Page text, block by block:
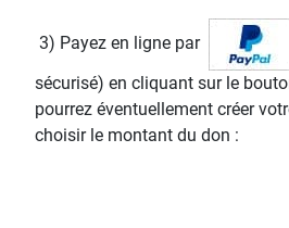
3) Payez en ligne par
sécurisé) en cliquant sur le
pourrez éventuellement créer
choisir le montant du don :